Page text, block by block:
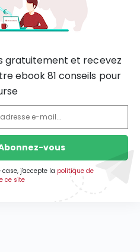
gratuitement et recevez
ebook 81 conseils pour
j'accepte la politique de
ce site